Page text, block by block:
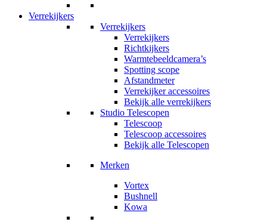
Verrekijkers
Verrekijkers
Verrekijkers
Richtkijkers
Warmtebeeldcamera’s
Spotting scope
Afstandmeter
Verrekijker accessoires
Bekijk alle verrekijkers
Studio Telescopen
Telescoop
Telescoop accessoires
Bekijk alle Telescopen
Merken
Vortex
Bushnell
Kowa